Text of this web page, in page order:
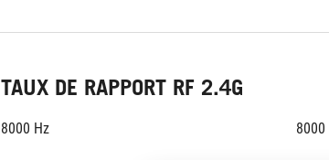
TAUX DE RAPPORT RF 2.4G
8000 Hz 8000